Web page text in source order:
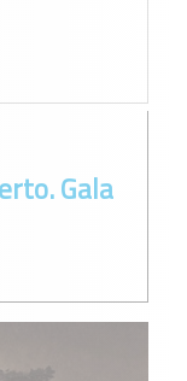
Gala